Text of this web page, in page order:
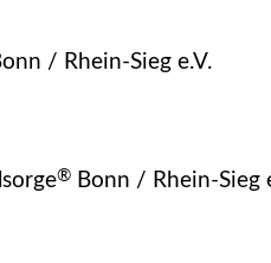
/ Rhein-Sieg e.V.
® Bonn / Rhein-Sieg